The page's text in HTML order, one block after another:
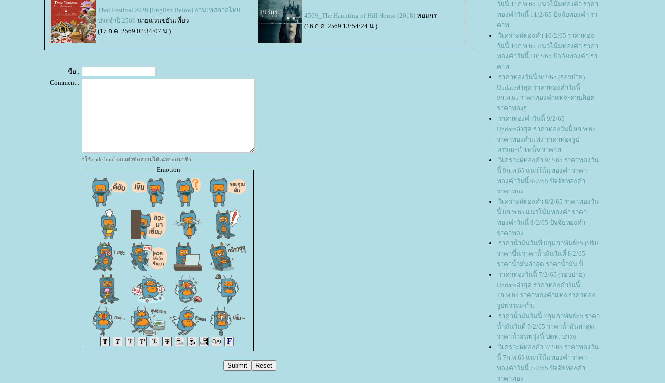
Thai Festival 2026 [English Below] งานเทศกาลไท
ประจำปี 2569 นายแว่นขยันเที่ยว
(17 ก.ค. 2569 02:34:07 น.)
4569_The Haunting of Hill House (2018) หอมกร
(16 ก.ค. 2569 13:54:24 น.)
ชื่อ :
Comment :
*ใช้ code html ตกแต่งข้อความได้เฉพาะสมาชิก
Emotion
วันนี้ 11ก.พ.65 แนวโน้มทองคำ ราคา
ทองคำวันนี้ 11/2/65 ปัจจัยทองคำ รา
คาท
วิเคราะห์ทองคำ 10/2/65 ราคาทอง
วันนี้ 10ก.พ.65 แนวโน้มทองคำ ราคา
ทองคำวันนี้ 10/2/65 ปัจจัยทองคำ รา
คาท
ราคาทองวันนี้ 9/2/65 (รอบบ่าย)
Updateล่าสุด ราคาทองคำวันนี้
9ก.พ.65 ราคาทองคำแท่ง+ค่าบล็อค
ราคาทองรู
ราคาทองคำวันนี้ 9/2/65
Updateล่าสุด ราคาทองวันนี้ 9ก.พ.65
ราคาทองคำแท่ง ราคาทองรูป
พรรณ+กำเหน็จ ราคาท
วิเคราะห์ทองคำ 9/2/65 ราคาทองวัน
นี้ 9ก.พ.65 แนวโน้มทองคำ ราคา
ทองคำวันนี้ 9/2/65 ปัจจัยทองคำ
ราคาทอง
วิเคราะห์ทองคำ 8/2/65 ราคาทองวัน
นี้ 8ก.พ.65 แนวโน้มทองคำ ราคา
ทองคำวันนี้ 8/2/65 ปัจจัยทองคำ
ราคาทอง
ราคาน้ำมันวันที่ 8กุมภาพันธ์65 (ปรับ
ราคาขึ้น ราคาน้ำมันวันที่ 8/2/65
ราคาน้ำมันล่าสุด ราคาน้ำมัน ปั้
ราคาทองวันนี้ 7/2/65 (รอบบ่าย)
Updateล่าสุด ราคาทองคำวันนี้
7ก.พ.65 ราคาทองคำแท่ง ราคาทอง
รูปพรรณ+กำเ
ราคาน้ำมันวันนี้ 7กุมภาพันธ์65 ราคา
น้ำมันวันที่ 7/2/65 ราคาน้ำมันล่าสุด
ราคาน้ำมันพรุ่งนี้ ปตท. บางจ
วิเคราะห์ทองคำ 7/2/65 ราคาทองวัน
นี้ 7ก.พ.65 แนวโน้มทองคำ ราคา
ทองคำวันนี้ 7/2/65 ปัจจัยทองคำ
ราคาทอง